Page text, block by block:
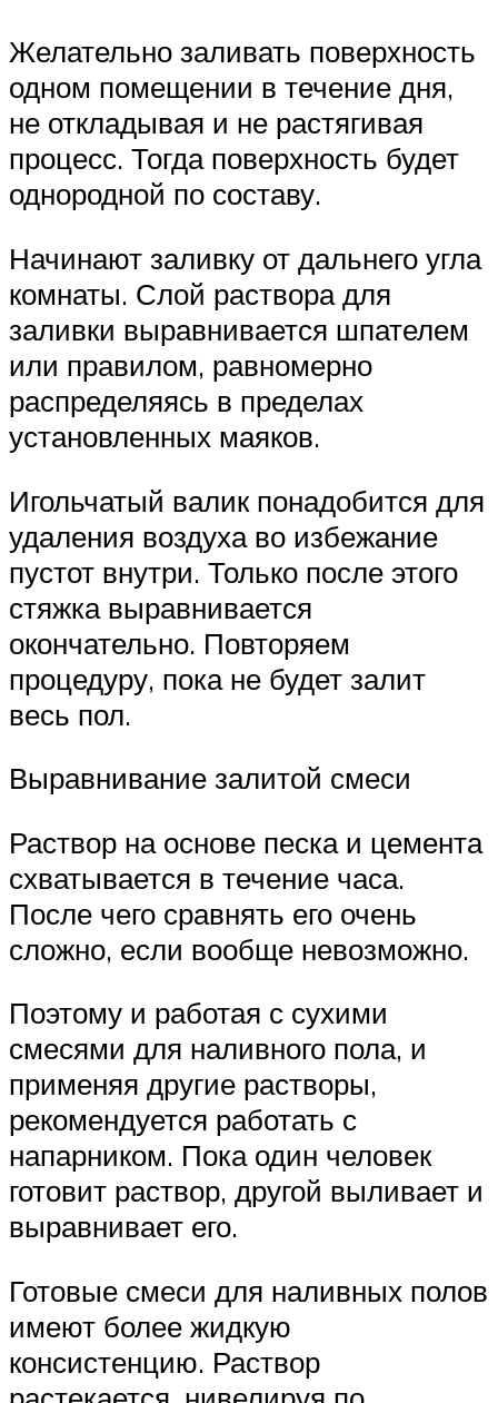
Желательно заливать поверхность
одном помещении в течение дня,
не откладывая и не растягивая
процесс. Тогда поверхность будет
однородной по составу.
Начинают заливку от дальнего угла
комнаты. Слой раствора для
заливки выравнивается шпателем
или правилом, равномерно
распределяясь в пределах
установленных маяков.
Игольчатый валик понадобится для
удаления воздуха во избежание
пустот внутри. Только после этого
стяжка выравнивается
окончательно. Повторяем
процедуру, пока не будет залит
весь пол.
Выравнивание залитой смеси
Раствор на основе песка и цемента
схватывается в течение часа.
После чего сравнять его очень
сложно, если вообще невозможно.
Поэтому и работая с сухими
смесями для наливного пола, и
применяя другие растворы,
рекомендуется работать с
напарником. Пока один человек
готовит раствор, другой выливает и
выравнивает его.
Готовые смеси для наливных полов
имеют более жидкую
консистенцию. Раствор